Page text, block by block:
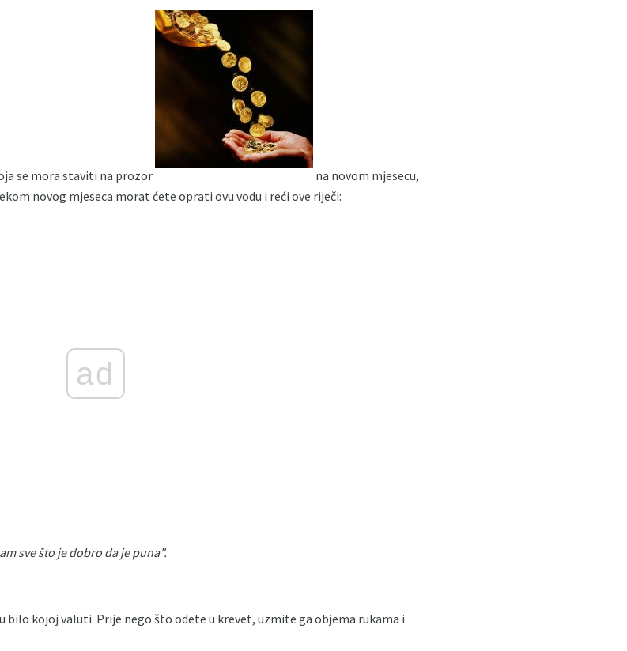
se mora staviti na prozor
na novom mjesecu,
novog mjeseca morat ćete oprati ovu vodu i reći ove riječi:
ad
sve što je dobro da je puna".
bilo kojoj valuti. Prije nego što odete u krevet, uzmite ga objema rukama i